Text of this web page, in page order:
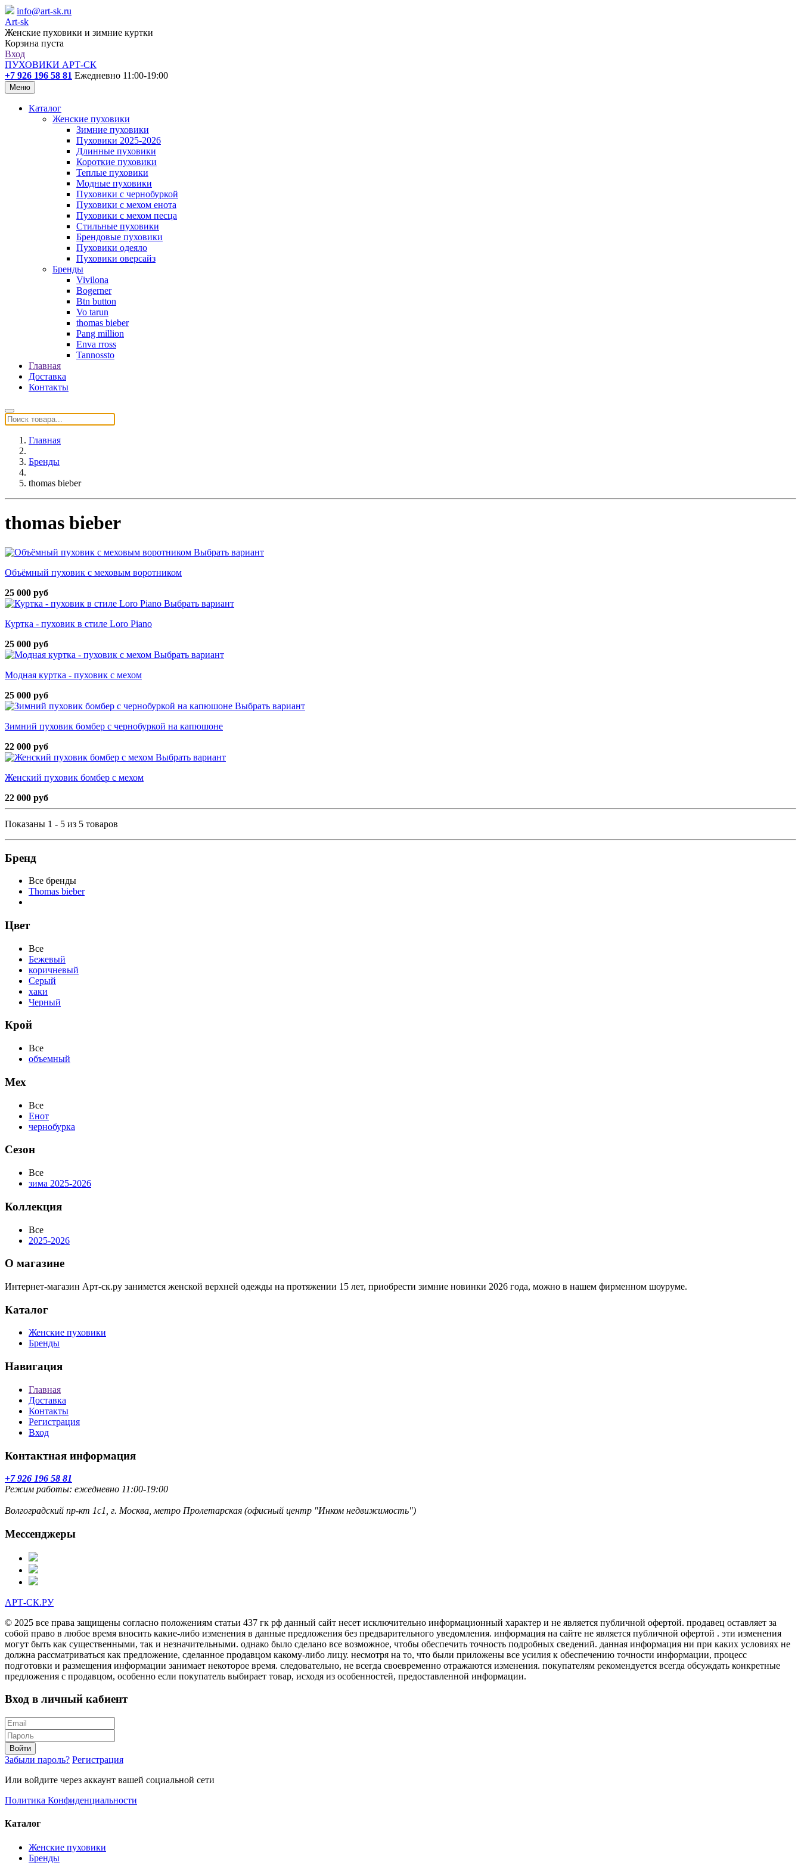
info@art-sk.ru
Art-sk
Женские пуховики и зимние куртки
Корзина пуста
Вход
ПУХОВИКИ АРТ-СК
+7 926 196 58 81 Ежедневно 11:00-19:00
Меню
Каталог
Женские пуховики
Зимние пуховики
Пуховики 2025-2026
Длинные пуховики
Короткие пуховики
Теплые пуховики
Модные пуховики
Пуховики с чернобуркой
Пуховики с мехом енота
Пуховики с мехом песца
Стильные пуховики
Брендовые пуховики
Пуховики одеяло
Пуховики оверсайз
Бренды
Vivilona
Bogerner
Btn button
Vo tarun
thomas bieber
Pang million
Enva rross
Tannossto
Главная
Доставка
Контакты
Главная
Бренды
thomas bieber
thomas bieber
Выбрать вариант
Объёмный пуховик с меховым воротником
25 000 руб
Выбрать вариант
Куртка - пуховик в стиле Loro Piano
25 000 руб
Выбрать вариант
Модная куртка - пуховик с мехом
25 000 руб
Выбрать вариант
Зимний пуховик бомбер с чернобуркой на капюшоне
22 000 руб
Выбрать вариант
Женский пуховик бомбер с мехом
22 000 руб
Показаны 1 - 5 из 5 товаров
Бренд
Все бренды
Thomas bieber
Цвет
Все
Бежевый
коричневый
Серый
хаки
Черный
Крой
Все
объемный
Мех
Все
Енот
чернобурка
Сезон
Все
зима 2025-2026
Коллекция
Все
2025-2026
О магазине
Интернет-магазин Арт-ск.ру занимется женской верхней одежды на протяжении 15 лет, приобрести зимние новинки 2026 года, можно в нашем фирменном шоуруме.
Каталог
Женские пуховики
Бренды
Навигация
Главная
Доставка
Контакты
Регистрация
Вход
Контактная информация
+7 926 196 58 81
Режим работы: ежедневно 11:00-19:00
Волгоградский пр-кт 1с1, г. Москва, метро Пролетарская (офисный центр "Инком недвижимость")
Мессенджеры
АРТ-СК.РУ
© 2025 все права защищены согласно положениям статьи 437 гк рф данный сайт несет исключительно информационный характер и не является публичной офертой. продавец оставляет за
собой право в любое время вносить какие-либо изменения в данные предложения без предварительного уведомления. информация на сайте не является публичной офертой . эти изменения
могут быть как существенными, так и незначительными. однако было сделано все возможное, чтобы обеспечить точность подробных сведений. данная информация ни при каких условиях не
должна рассматриваться как предложение, сделанное продавцом какому-либо лицу. несмотря на то, что были приложены все усилия к обеспечению точности информации, процесс
подготовки и размещения информации занимает некоторое время. следовательно, не всегда своевременно отражаются изменения. покупателям рекомендуется всегда обсуждать конкретные
предложения с продавцом, особенно если покупатель выбирает товар, исходя из особенностей, предоставленной информации.
Вход в личный кабиент
Войти
Забыли пароль? Регистрация
Или войдите через аккаунт вашей социальной сети
Политика Конфиденциальности
Каталог
Женские пуховики
Бренды